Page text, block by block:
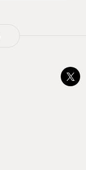
型のローグライ
をクリアしたら
う気持ちを揺る